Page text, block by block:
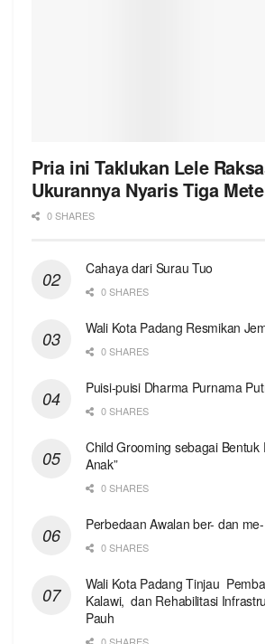
Pria ini Taklukan Lele
Ukurannya Nyaris Tiga
0 SHARES
Cahaya dari Surau Tuo
0 SHARES
Wali Kota Padang Resmikan
0 SHARES
Puisi-puisi Dharma Purnama
0 SHARES
Child Grooming sebagai Bentuk
Anak”
0 SHARES
Perbedaan Awalan ber- dan me-
0 SHARES
Wali Kota Padang Tinjau
Kalawi, dan Rehabilitasi
Pauh
0 SHARES